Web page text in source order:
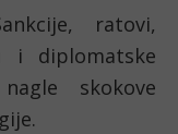
ratovi,
i diplomatske
skokove